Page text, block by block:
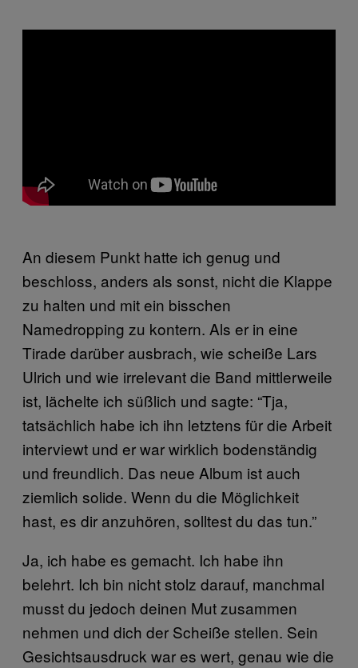
An diesem Punkt hatte ich genug und
beschloss, anders als sonst, nicht die Klappe
zu halten und mit ein bisschen
Namedropping zu kontern. Als er in eine
Tirade darüber ausbrach, wie scheiße Lars
Ulrich und wie irrelevant die Band mittlerweile
ist, lächelte ich süßlich und sagte: “Tja,
tatsächlich habe ich ihn letztens für die Arbeit
interviewt und er war wirklich bodenständig
und freundlich. Das neue Album ist auch
ziemlich solide. Wenn du die Möglichkeit
hast, es dir anzuhören, solltest du das tun.”
Ja, ich habe es gemacht. Ich habe ihn
belehrt. Ich bin nicht stolz darauf, manchmal
musst du jedoch deinen Mut zusammen
nehmen und dich der Scheiße stellen. Sein
Gesichtsausdruck war es wert, genau wie die